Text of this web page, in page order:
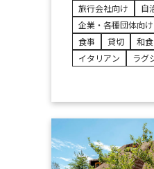
旅行会社向け
自
企業・各種団体向け
食事
貸切 和食
イタリアン
ラグ